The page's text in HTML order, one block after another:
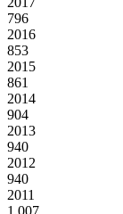
796
2016
853
2015
861
2014
904
2013
940
2012
940
2011
1.007